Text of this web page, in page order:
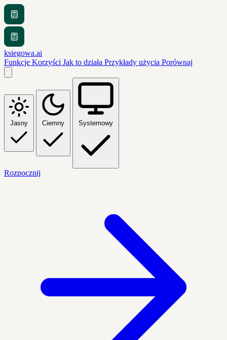
ksiegowa.ai
Funkcje Korzyści Jak to działa Przykłady użycia Porównaj
Jasny Ciemny Systemowy
Rozpocznij